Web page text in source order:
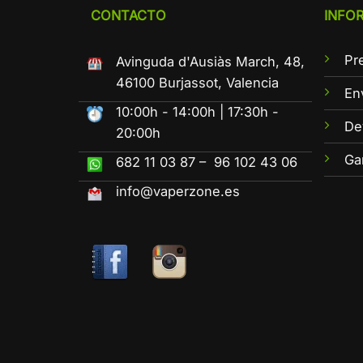
CONTACTO
Avinguda d'Ausiàs March, 48,
46100 Burjassot, Valencia
10:00h - 14:00h | 17:30h -
20:00h
682 11 03 87 – 96 102 43 06
info@vaperzone.es